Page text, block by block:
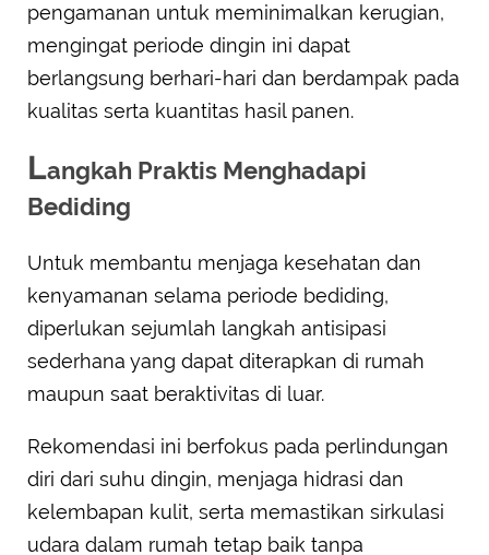
pengamanan untuk meminimalkan kerugian,
mengingat periode dingin ini dapat
berlangsung berhari-hari dan berdampak pada
kualitas serta kuantitas hasil panen.
Langkah Praktis Menghadapi
Bediding
Untuk membantu menjaga kesehatan dan
kenyamanan selama periode bediding,
diperlukan sejumlah langkah antisipasi
sederhana yang dapat diterapkan di rumah
maupun saat beraktivitas di luar.
Rekomendasi ini berfokus pada perlindungan
diri dari suhu dingin, menjaga hidrasi dan
kelembapan kulit, serta memastikan sirkulasi
udara dalam rumah tetap baik tanpa